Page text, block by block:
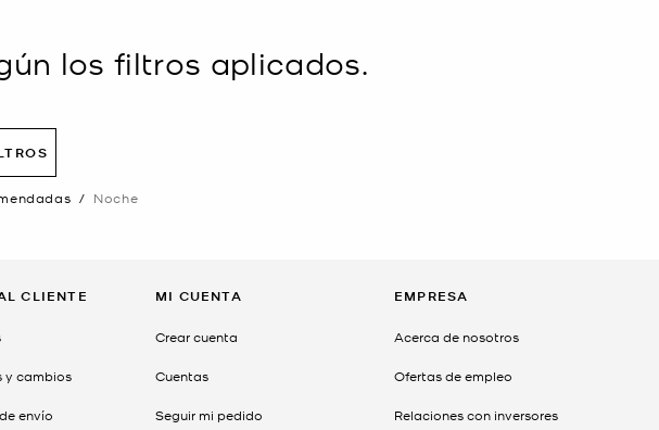
los filtros aplicados.
/ Noche
CLIENTE
y cambios
envío
MI CUENTA
Crear cuenta
Cuentas
Seguir mi pedido
EMPRESA
Acerca de nosotros
Ofertas de empleo
Relaciones con inversores